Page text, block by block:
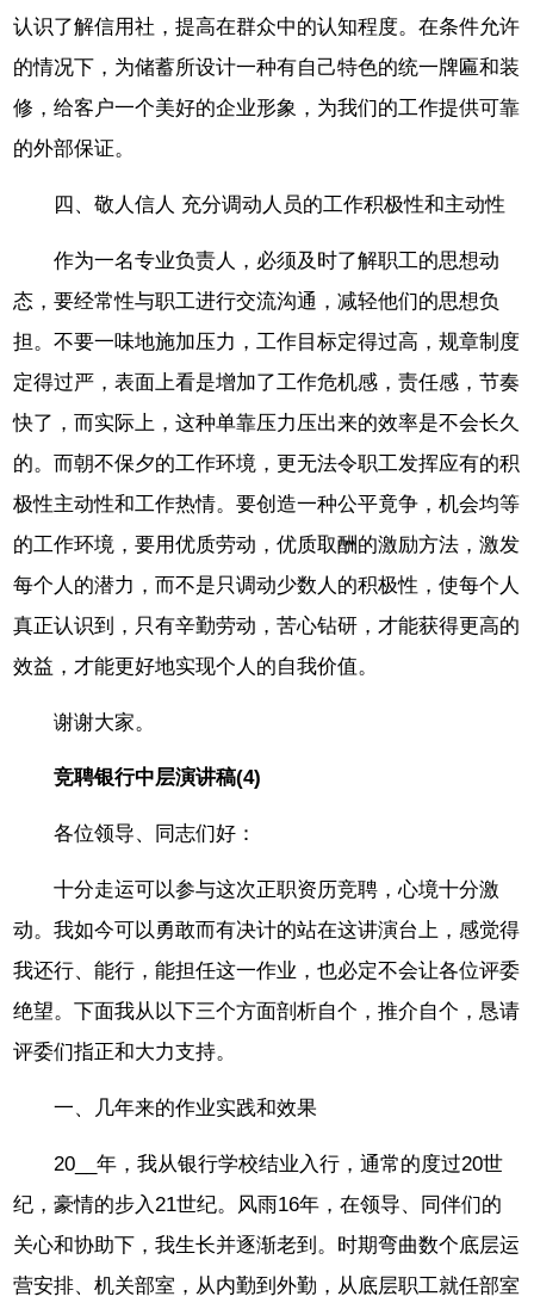
认识了解信用社，提高在群众中的认知程度。在条件允许
的情况下，为储蓄所设计一种有自己特色的统一牌匾和装
修，给客户一个美好的企业形象，为我们的工作提供可靠
的外部保证。
四、敬人信人 充分调动人员的工作积极性和主动性
作为一名专业负责人，必须及时了解职工的思想动
态，要经常性与职工进行交流沟通，减轻他们的思想负
担。不要一味地施加压力，工作目标定得过高，规章制度
定得过严，表面上看是增加了工作危机感，责任感，节奏
快了，而实际上，这种单靠压力压出来的效率是不会长久
的。而朝不保夕的工作环境，更无法令职工发挥应有的积
极性主动性和工作热情。要创造一种公平竟争，机会均等
的工作环境，要用优质劳动，优质取酬的激励方法，激发
每个人的潜力，而不是只调动少数人的积极性，使每个人
真正认识到，只有辛勤劳动，苦心钻研，才能获得更高的
效益，才能更好地实现个人的自我价值。
谢谢大家。
竞聘银行中层演讲稿(4)
各位领导、同志们好：
十分走运可以参与这次正职资历竞聘，心境十分激
动。我如今可以勇敢而有决计的站在这讲演台上，感觉得
我还行、能行，能担任这一作业，也必定不会让各位评委
绝望。下面我从以下三个方面剖析自个，推介自个，恳请
评委们指正和大力支持。
一、几年来的作业实践和效果
20__年，我从银行学校结业入行，通常的度过20世
纪，豪情的步入21世纪。风雨16年，在领导、同伴们的
关心和协助下，我生长并逐渐老到。时期弯曲数个底层运
营安排、机关部室，从内勤到外勤，从底层职工就任部室